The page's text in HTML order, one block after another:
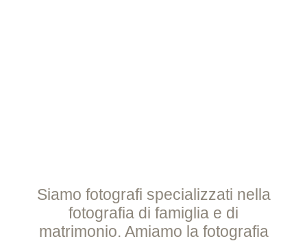
Siamo fotografi specializzati nella
fotografia di famiglia e di
matrimonio. Amiamo la fotografia